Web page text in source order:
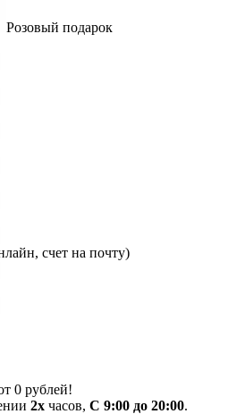
Розовый подарок
счет на почту)
0 рублей!
2х часов, С 9:00 до 20:00.